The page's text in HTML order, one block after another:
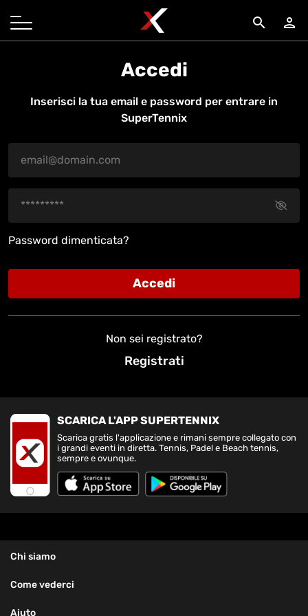
search person
Accedi
Inserisci la tua email e password per entrare in
SuperTennix
Password dimenticata?
Accedi
Non sei registrato?
Registrati
SCARICA L'APP SUPERTENNIX
Scarica gratis l'applicazione e rimani sempre collegato con
i grandi eventi in diretta. Tennis, Padel e Beach tennis,
sempre e ovunque.
Chi siamo
Come vederci
Aiuto